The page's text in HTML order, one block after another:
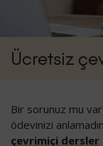
Ücretsiz
Bir sorunuz mu
ödevinizi
çevrimiçi dersler